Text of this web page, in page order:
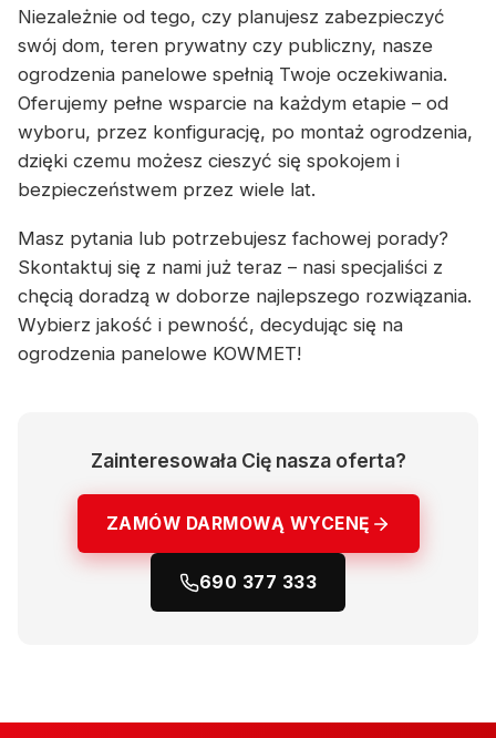
Niezależnie od tego, czy planujesz zabezpieczyć
swój dom, teren prywatny czy publiczny, nasze
ogrodzenia panelowe spełnią Twoje oczekiwania.
Oferujemy pełne wsparcie na każdym etapie – od
wyboru, przez konfigurację, po montaż ogrodzenia,
dzięki czemu możesz cieszyć się spokojem i
bezpieczeństwem przez wiele lat.
Masz pytania lub potrzebujesz fachowej porady?
Skontaktuj się z nami już teraz – nasi specjaliści z
chęcią doradzą w doborze najlepszego rozwiązania.
Wybierz jakość i pewność, decydując się na
ogrodzenia panelowe KOWMET!
Zainteresowała Cię nasza oferta?
ZAMÓW DARMOWĄ WYCENĘ
690 377 333